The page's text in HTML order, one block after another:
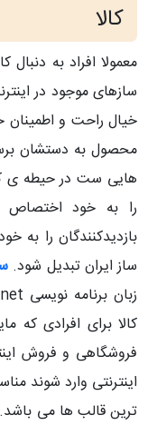
کالا
معمولا افراد به
سازهای موجود در
خیال راحت و اطمینان
محصول به دستشان
هایی ست در حیطه ی
را به خود
بازدیدکنندگان را به
ساز ایران تبدیل شود.
کالا برای افرادی که
فروشگاهی و فروش
اینترنتی وارد شوند
ترین قالب ها می